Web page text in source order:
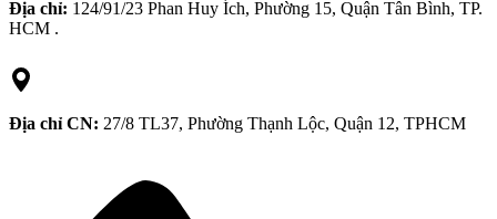
Địa chỉ: 124/91/23 Phan Huy Ích, Phường 15, Quận Tân Bình, TP.
HCM .
Địa chỉ CN: 27/8 TL37, Phường Thạnh Lộc, Quận 12, TPHCM